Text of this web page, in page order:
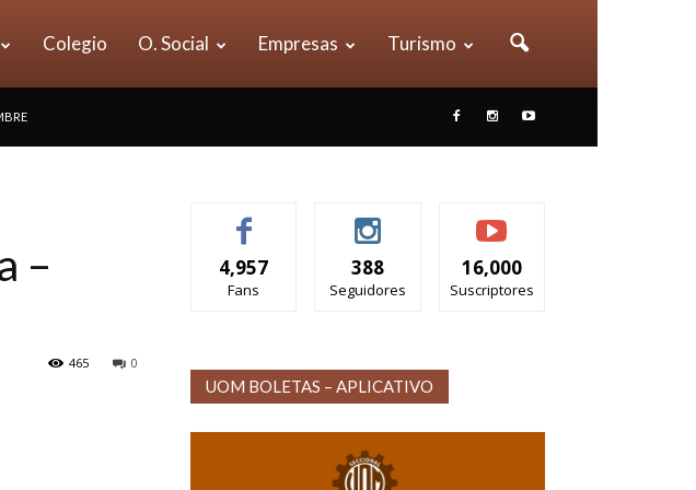
Colegio O. Social Empresas Turismo
–
0
465
4,957
Fans
388
Seguidores
16,000
Suscriptores
UOM BOLETAS – APLICATIVO